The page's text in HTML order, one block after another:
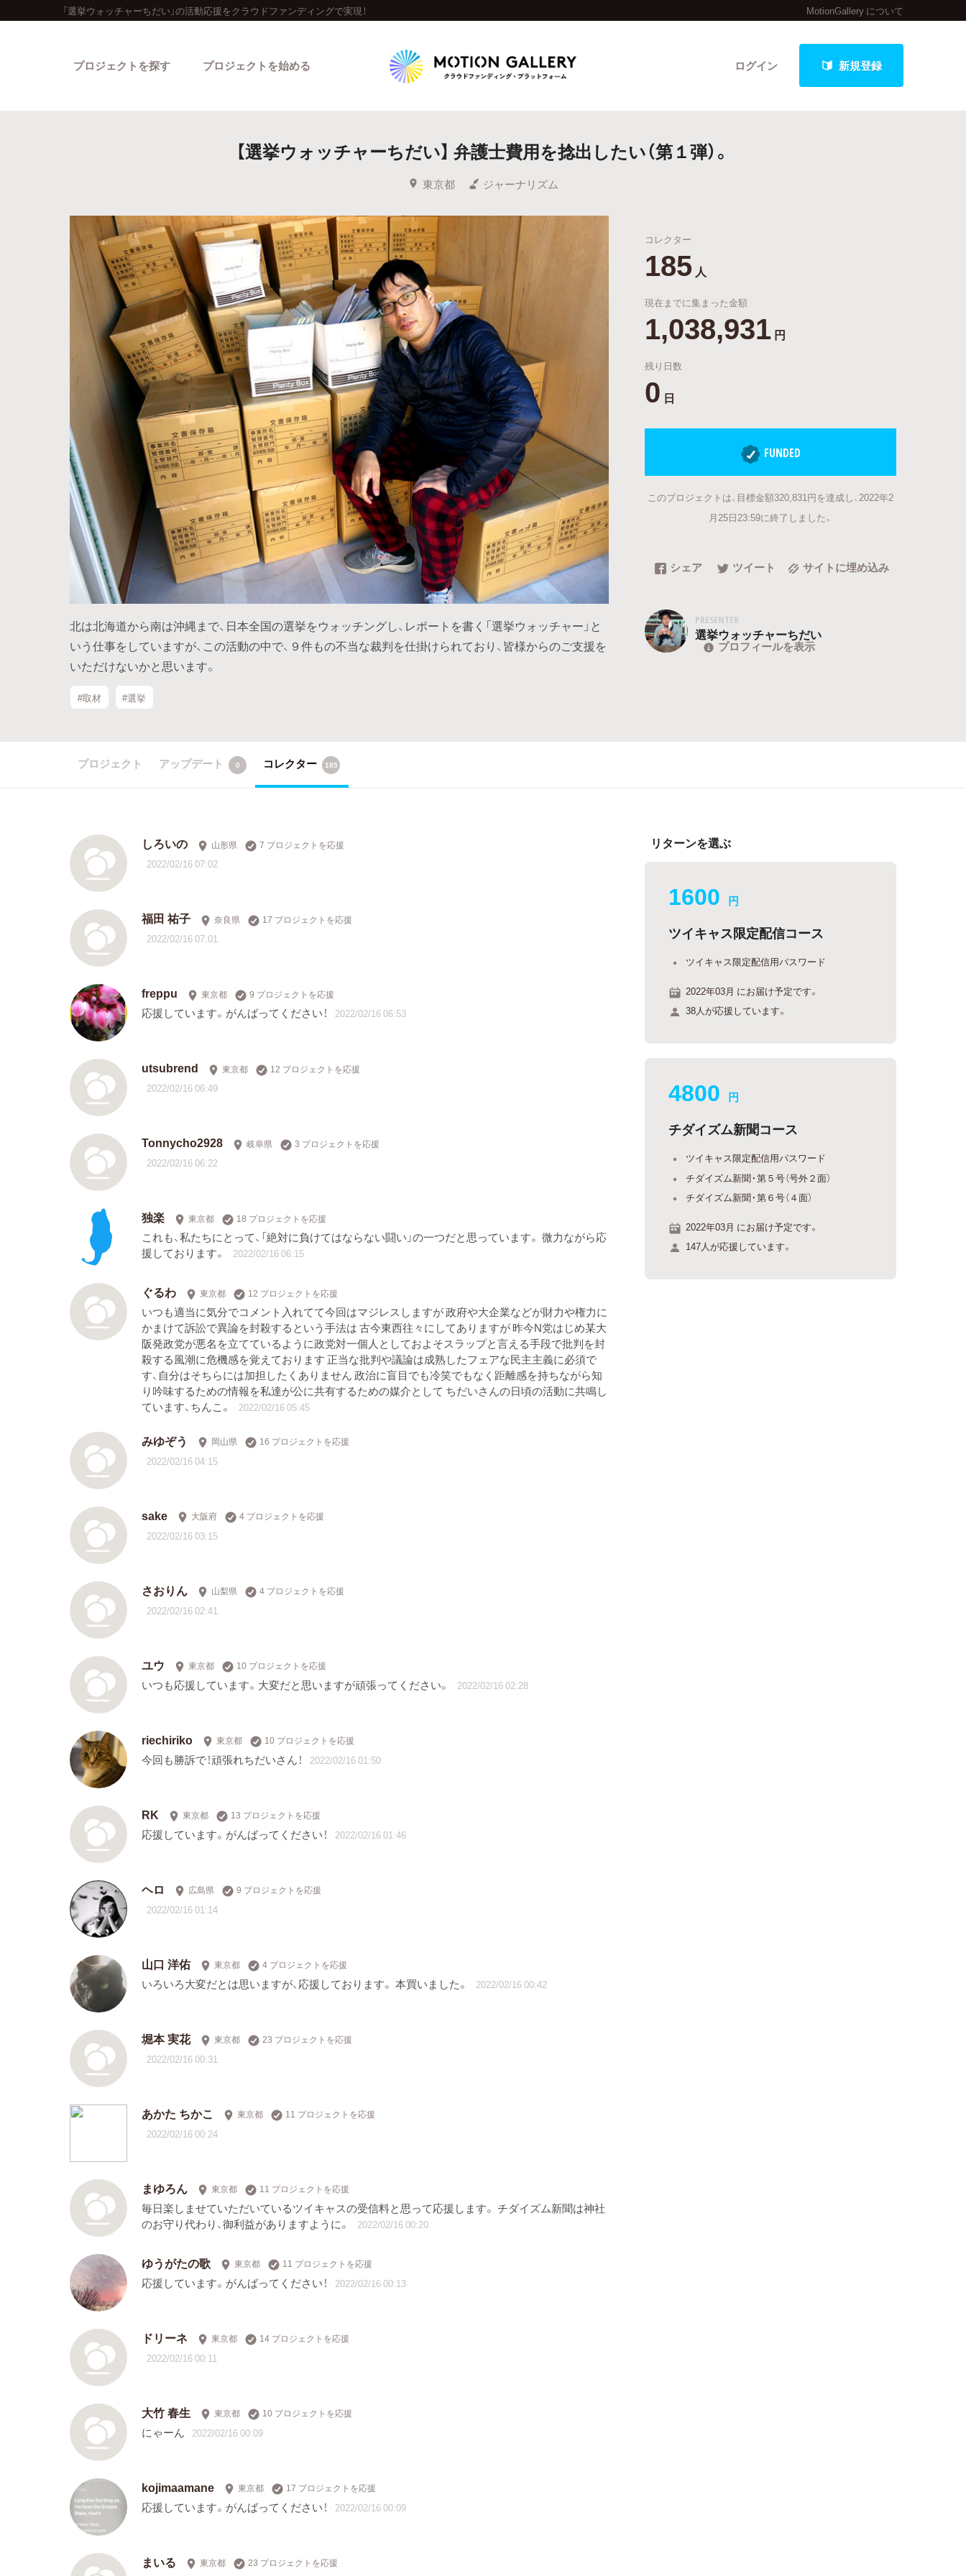
「選挙ウォッチャーちだい」の活動応援をクラウドファンディングで実現！ MotionGallery について
ログイン 新規登録
プロジェクトを探す
人気のプロジェクト 新着プロジェクト 終了間近のプロジェクト
Feature
カテゴリーから探す タグから探す キュレーターから探す 最新進捗報告から探す
Legendary
最新達成プロジェクト 調達額が大きいプロジェクト
プロジェクトを始める
【選挙ウォッチャーちだい】 弁護士費用を捻出したい（第１弾）。
東京都 ジャーナリズム
北は北海道から南は沖縄まで、日本全国の選挙をウォッチングし、レポートを書く「選挙ウォッチャー」と
いう仕事をしていますが、この活動の中で、９件もの不当な裁判を仕掛けられており、皆様からのご支援を
いただけないかと思います。
#取材 #選挙
コレクター
185 人
現在までに集まった金額
1,038,931 円
残り日数
0 日
FUNDED
このプロジェクトは、目標金額320,831円を達成し、2022年2
月25日23:59に終了しました。
シェア ツイート サイトに埋め込み
PRESENTER
選挙ウォッチャーちだい
プロフィールを表示
プロジェクト アップデート 0 コレクター 185
しろいの 山形県 7 プロジェクトを応援
2022/02/16 07:02
福田 祐子 奈良県 17 プロジェクトを応援
2022/02/16 07:01
freppu 東京都 9 プロジェクトを応援
応援しています。がんばってください！ 2022/02/16 06:53
utsubrend 東京都 12 プロジェクトを応援
2022/02/16 06:49
Tonnycho2928 岐阜県 3 プロジェクトを応援
2022/02/16 06:22
独楽 東京都 18 プロジェクトを応援
これも、私たちにとって、「絶対に負けてはならない闘い」の一つだと思っています。 微力ながら応
援しております。
2022/02/16 06:15
ぐるわ 東京都 12 プロジェクトを応援
いつも適当に気分でコメント入れてて今回はマジレスしますが 政府や大企業などが財力や権力に
かまけて訴訟で異論を封殺するという手法は 古今東西往々にしてありますが 昨今N党はじめ某大
阪発政党が悪名を立てているように政党対一個人としておよそスラップと言える手段で批判を封
殺する風潮に危機感を覚えております 正当な批判や議論は成熟したフェアな民主主義に必須で
す、自分はそちらには加担したくありません 政治に盲目でも冷笑でもなく距離感を持ちながら知
り吟味するための情報を私達が公に共有するための媒介として ちだいさんの日頃の活動に共鳴し
ています、ちんこ。
2022/02/16 05:45
みゆぞう 岡山県 16 プロジェクトを応援
2022/02/16 04:15
sake 大阪府 4 プロジェクトを応援
2022/02/16 03:15
さおりん 山梨県 4 プロジェクトを応援
2022/02/16 02:41
ユウ 東京都 10 プロジェクトを応援
いつも応援しています。大変だと思いますが頑張ってください。 2022/02/16 02:28
riechiriko 東京都 10 プロジェクトを応援
今回も勝訴で！頑張れちだいさん！ 2022/02/16 01:50
RK 東京都 13 プロジェクトを応援
応援しています。がんばってください！ 2022/02/16 01:46
ヘロ 広島県 9 プロジェクトを応援
2022/02/16 01:14
山口 洋佑 東京都 4 プロジェクトを応援
いろいろ大変だとは思いますが、応援しております。 本買いました。 2022/02/16 00:42
堀本 実花 東京都 23 プロジェクトを応援
2022/02/16 00:31
あかた ちかこ 東京都 11 プロジェクトを応援
2022/02/16 00:24
まゆろん 東京都 11 プロジェクトを応援
毎日楽しませていただいているツイキャスの受信料と思って応援します。 チダイズム新聞は神社
のお守り代わり、御利益がありますように。
2022/02/16 00:20
ゆうがたの歌 東京都 11 プロジェクトを応援
応援しています。がんばってください！ 2022/02/16 00:13
ドリーネ 東京都 14 プロジェクトを応援
2022/02/16 00:11
大竹 春生 東京都 10 プロジェクトを応援
にゃーん 2022/02/16 00:09
kojimaamane 東京都 17 プロジェクトを応援
応援しています。がんばってください！ 2022/02/16 00:09
まいる 東京都 23 プロジェクトを応援
リターンを選ぶ
1600 円
ツイキャス限定配信コース
ツイキャス限定配信用パスワード
2022年03月 にお届け予定です。
38人が応援しています。
4800 円
チダイズム新聞コース
ツイキャス限定配信用パスワード
チダイズム新聞・第５号（号外２面）
チダイズム新聞・第６号（４面）
2022年03月 にお届け予定です。
147人が応援しています。